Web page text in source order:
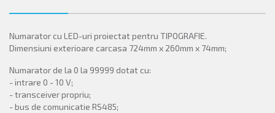
Numarator cu LED-uri proiectat pentru TIPOGRAFIE.
Dimensiuni exterioare carcasa 724mm x 260mm x 74mm;
Numarator de la 0 la 99999 dotat cu:
- intrare 0 - 10 V;
- transceiver propriu;
- bus­ de comunicatie RS485;